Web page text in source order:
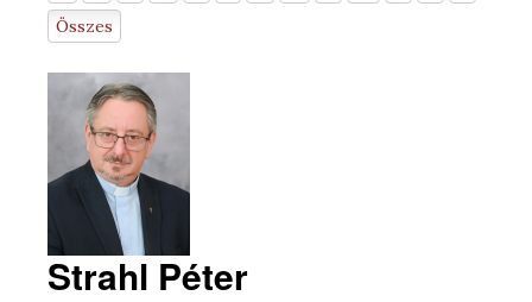
Összes
Strahl Péter